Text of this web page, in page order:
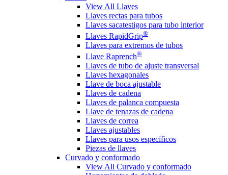
View All Llaves
Llaves rectas para tubos
Llaves sacatestigos para tubo interior
Llaves RapidGrip®
Llaves para extremos de tubos
Llave Raprench®
Llaves de tubo de ajuste transversal
Llaves hexagonales
Llave de boca ajustable
Llaves de cadena
Llaves de palanca compuesta
Llave de tenazas de cadena
Llaves de correa
Llaves ajustables
Llaves para usos específicos
Piezas de llaves
Curvado y conformado
View All Curvado y conformado